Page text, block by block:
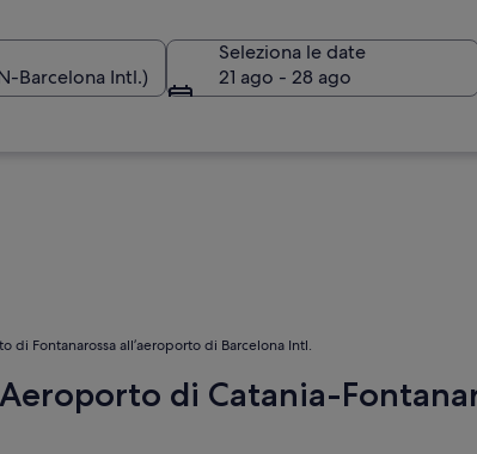
Seleziona le date
21 ago - 28 ago
di Fontanarossa all’aeroporto di Barcelona Intl.
di Catania-